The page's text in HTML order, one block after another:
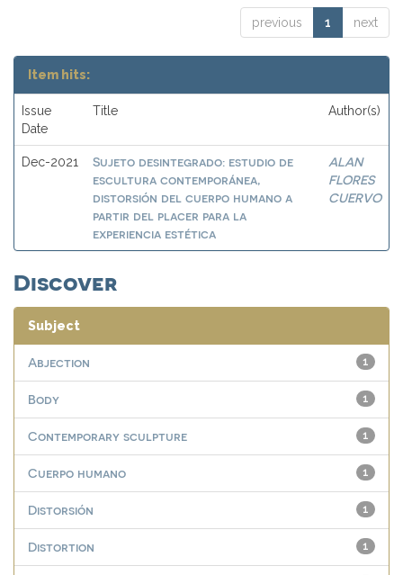
previous 1 next
Item hits:
Issue
Date
Title Author(s)
Dec-2021
Sujeto desintegrado: estudio de
escultura contemporánea,
distorsión del cuerpo humano a
partir del placer para la
experiencia estética
ALAN
FLORES
CUERVO
Discover
Subject
1
Abjection
1
Body
1
Contemporary sculpture
1
Cuerpo humano
1
Distorsión
1
Distortion